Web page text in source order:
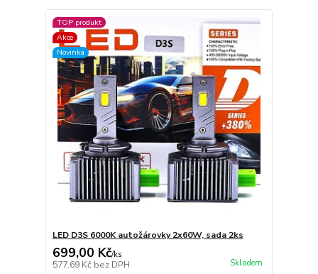
TOP produkt
Akce
Novinka
LED D3S 6000K autožárovky 2x60W, sada 2ks
699,00 Kč/ks
577,69 Kč bez DPH Skladem